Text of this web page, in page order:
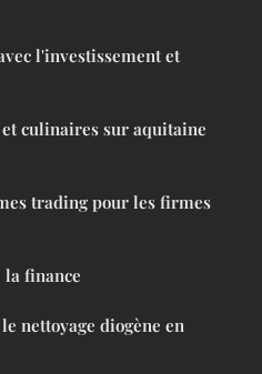
l'investissement et
culinaires sur aquitaine
trading pour les firmes
la finance
nettoyage diogène en